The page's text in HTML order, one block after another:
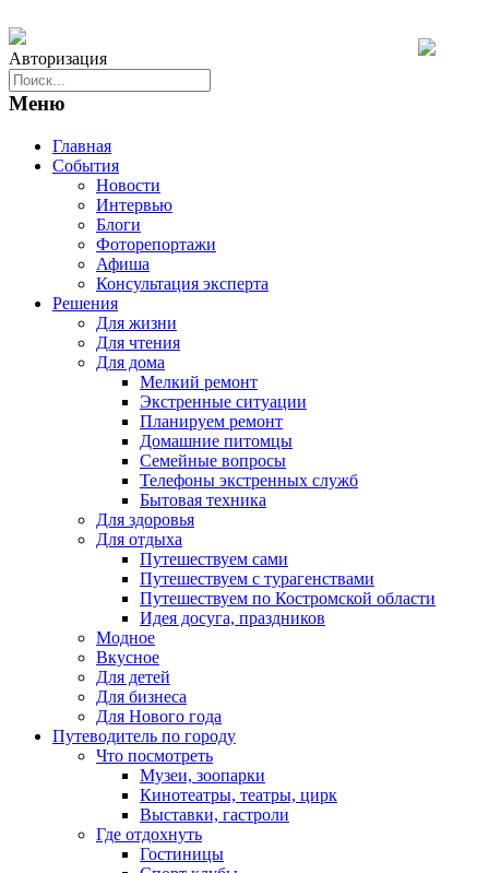
Авторизация
Меню
Главная
События
Новости
Интервью
Блоги
Фоторепортажи
Афиша
Консультация эксперта
Решения
Для жизни
Для чтения
Для дома
Мелкий ремонт
Экстренные ситуации
Планируем ремонт
Домашние питомцы
Семейные вопросы
Телефоны экстренных служб
Бытовая техника
Для здоровья
Для отдыха
Путешествуем сами
Путешествуем с турагенствами
Путешествуем по Костромской области
Идея досуга, праздников
Модное
Вкусное
Для детей
Для бизнеса
Для Нового года
Путеводитель по городу
Что посмотреть
Музеи, зоопарки
Кинотеатры, театры, цирк
Выставки, гастроли
Где отдохнуть
Гостиницы